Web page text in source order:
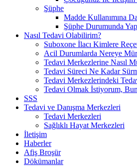
Şüphe
Madde Kullanımına
Şüphe Durumunda
Nasıl Tedavi Olabilirim?
Suboxone İlacı Kimlere
Acil Durumlarda Nereye
Tedavi Merkezlerine Nasıl
Tedavi Süreci Ne Kadar
Tedavi Merkezlerindeki
Tedavi Olmak İstiyorum,
SSS
Tedavi ve Danışma Merkezleri
Tedavi Merkezleri
Sağlıklı Hayat Merkezleri
İletişim
Haberler
Afiş Broşür
Dökümanlar